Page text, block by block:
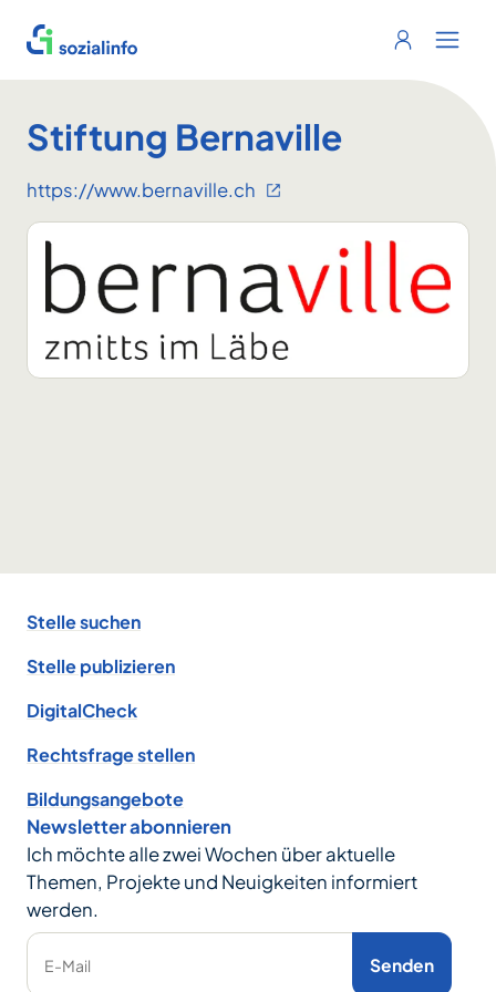
Sozialinfo
Login
Stiftung Bernaville
https://www.bernaville.ch
Stelle suchen
Stelle publizieren
DigitalCheck
Rechtsfrage stellen
Bildungsangebote
Newsletter abonnieren
Ich möchte alle zwei Wochen über aktuelle
Themen, Projekte und Neuigkeiten informiert
werden.
E-Mail Senden